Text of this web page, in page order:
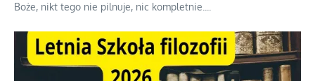
Boże, nikt tego nie pilnuje, nic kompletnie.